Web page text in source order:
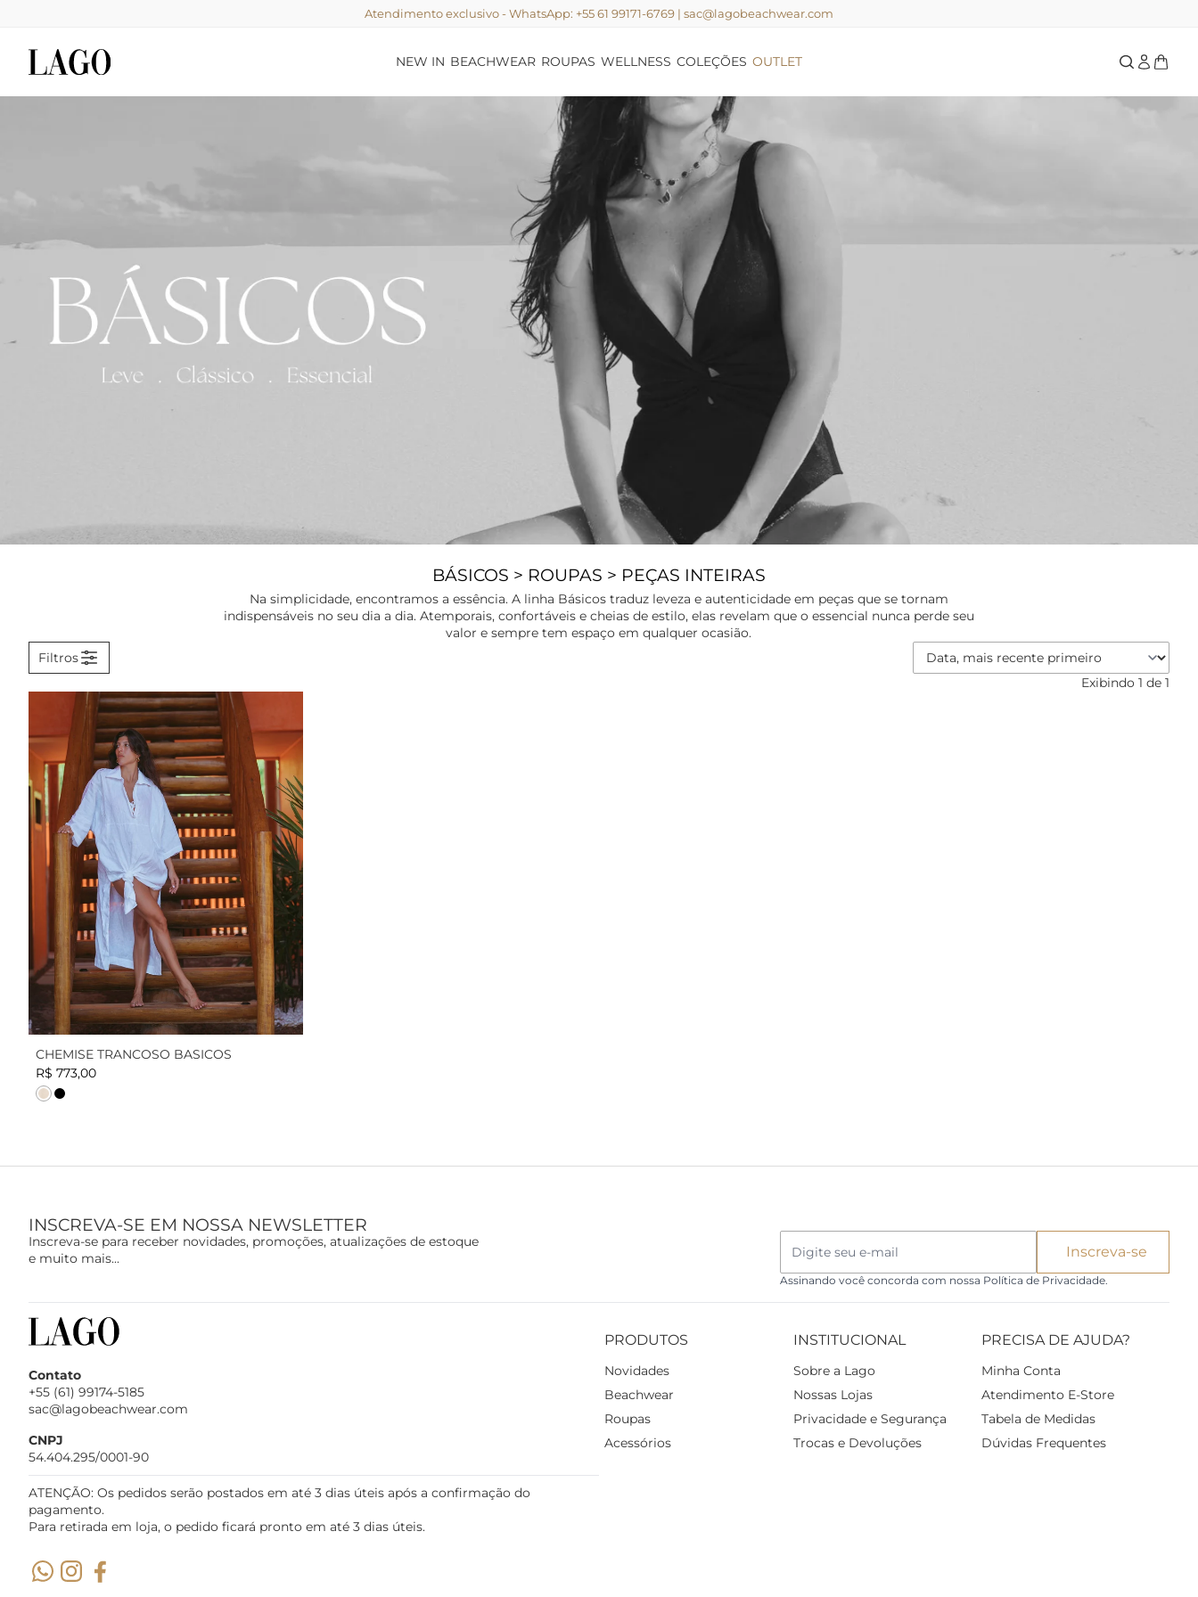
Atendimento exclusivo - WhatsApp: +55 61 99171-6769 | sac@lagobeachwear.com
NEW IN BEACHWEAR ROUPAS WELLNESS COLEÇÕES OUTLET
BÁSICOS > ROUPAS > PEÇAS INTEIRAS
Na simplicidade, encontramos a essência. A linha Básicos traduz leveza e autenticidade em peças que se tornam
indispensáveis no seu dia a dia. Atemporais, confortáveis e cheias de estilo, elas revelam que o essencial nunca perde seu
valor e sempre tem espaço em qualquer ocasião.
Filtros
Exibindo 1 de 1
CHEMISE TRANCOSO BASICOS
R$ 773,00
CorCor
INSCREVA-SE EM NOSSA NEWSLETTER
Inscreva-se para receber novidades, promoções, atualizações de estoque
e muito mais...
Inscreva-se
Assinando você concorda com nossa Política de Privacidade.
Contato
+55 (61) 99174-5185
sac@lagobeachwear.com
CNPJ
54.404.295/0001-90
ATENÇÃO: Os pedidos serão postados em até 3 dias úteis após a confirmação do
pagamento.
Para retirada em loja, o pedido ficará pronto em até 3 dias úteis.
PRODUTOS
Novidades
Beachwear
Roupas
Acessórios
INSTITUCIONAL
Sobre a Lago
Nossas Lojas
Privacidade e Segurança
Trocas e Devoluções
PRECISA DE AJUDA?
Minha Conta
Atendimento E-Store
Tabela de Medidas
Dúvidas Frequentes